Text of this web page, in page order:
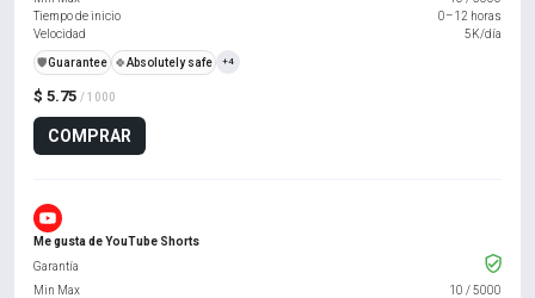
$ 5.75 / 1000
COMPRAR
Tiempo de inicio
0–12 horas
Velocidad
5K/día
️🛡️Guarantee 🍀Absolutely safe +4
Me gusta de YouTube Shorts
Garantía
Min Max
10 /5000